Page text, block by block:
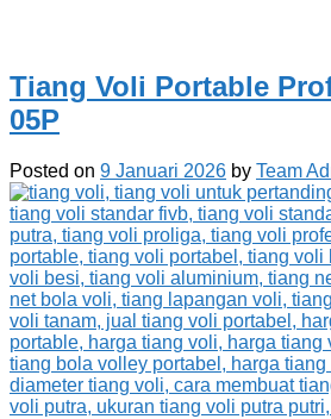
Tiang Voli Portable
05P
Posted on 9 Januari 2026 by Team